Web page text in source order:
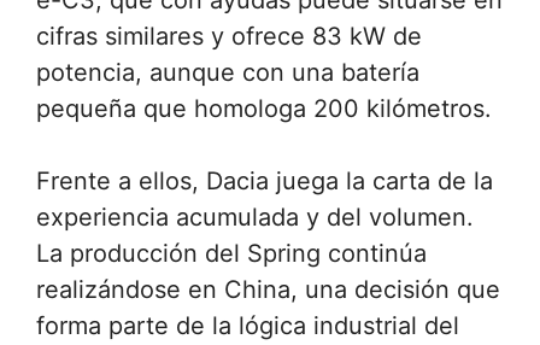
cifras similares y ofrece 83 kW de
potencia, aunque con una batería
pequeña que homologa 200 kilómetros.
Frente a ellos, Dacia juega la carta de la
experiencia acumulada y del volumen.
La producción del Spring continúa
realizándose en China, una decisión que
forma parte de la lógica industrial del